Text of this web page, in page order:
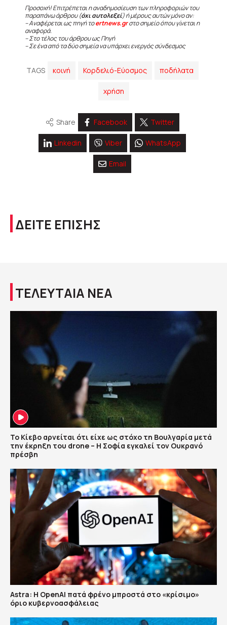
Προσοχή! Επιτρέπεται η αναδημοσίευση των πληροφοριών του
παραπάνω άρθρου (όχι αυτολεξεί) ή μέρους αυτών μόνο αν:
– Αναφέρεται ως πηγή τοertnews.grστο σημείο όπου γίνεται η
αναφορά.
– Στο τέλος του άρθρου ως Πηγή
– Σε ένα από τα δύο σημεία να υπάρχει ενεργός σύνδεσμος
TAGS κοινή Κορδελιό-Εύοσμος ποδήλατα
χρήση
Share Facebook Twitter
Linkedin Viber WhatsApp
Email
ΔΕΙΤΕ ΕΠΙΣΗΣ
ΤΕΛΕΥΤΑΙΑ ΝΕΑ
Το Κίεβο αρνείται ότι είχε ως στόχο τη Βουλγαρία μετά
την έκρηξη του drone – Η Σοφία εγκαλεί τον Ουκρανό
πρέσβη
Astra: Η OpenAI πατά φρένο μπροστά στο «κρίσιμο»
όριο κυβερνοασφάλειας